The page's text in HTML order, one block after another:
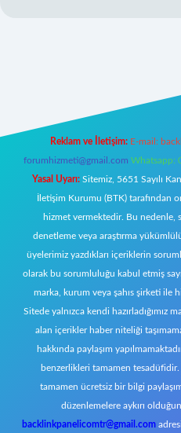
Reklam ve İletişim: E-mail:
forumhizmeti@gmail.com Whatsapp:
Yasal Uyarı: Sitemiz, 5651 Sayılı
İletişim Kurumu (BTK) tarafından
hizmet vermektedir. Bu
denetleme veya araştırma
üyelerimiz yazdıkları içeriklerin
olarak bu sorumluluğu kabul etmiş
marka, kurum veya şahıs şirketi ile
Sitede yalnızca kendi hazırladığımız
alan içerikler haber niteliği
hakkında paylaşım
benzerlikleri tamamen
tamamen ücretsiz bir bilgi
düzenlemelere aykırı
backlinkpanelicomtr@gmail.com